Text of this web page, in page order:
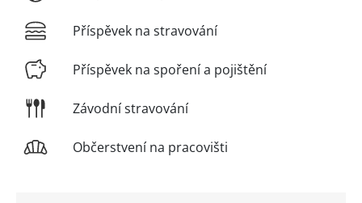
Příspěvek na stravování
Příspěvek na spoření a pojištění
Závodní stravování
Občerstvení na pracovišti